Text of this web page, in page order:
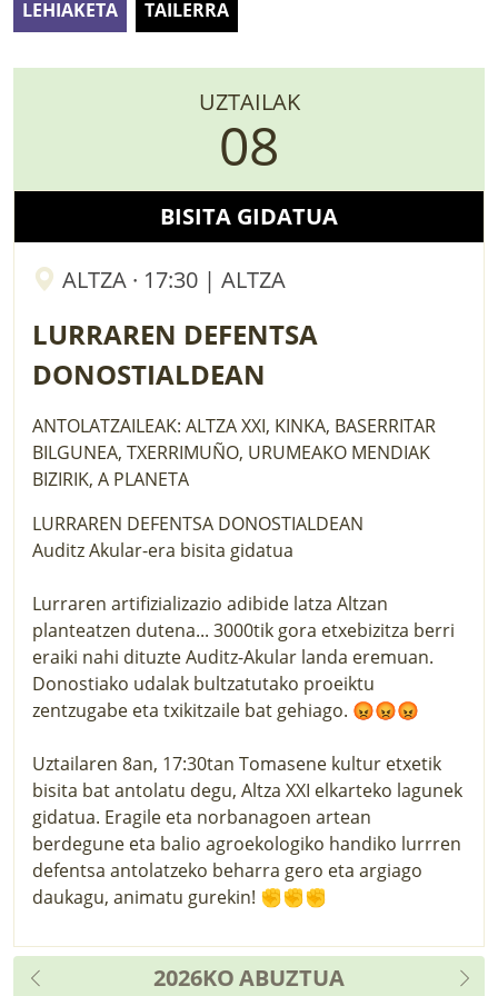
LURRAREN AGENDA
AZOKA
LEHIAKETA TAILERRA
UZTAILAK
08
BISITA GIDATUA
ALTZA · 17:30 | ALTZA
LURRAREN DEFENTSA
DONOSTIALDEAN
ANTOLATZAILEAK: ALTZA XXI, KINKA, BASERRITAR
BILGUNEA, TXERRIMUÑO, URUMEAKO MENDIAK
BIZIRIK, A PLANETA
LURRAREN DEFENTSA DONOSTIALDEAN
Auditz Akular-era bisita gidatua
Lurraren artifizializazio adibide latza Altzan
planteatzen dutena... 3000tik gora etxebizitza berri
eraiki nahi dituzte Auditz-Akular landa eremuan.
Donostiako udalak bultzatutako proeiktu
zentzugabe eta txikitzaile bat gehiago. 😡😡😡
Uztailaren 8an, 17:30tan Tomasene kultur etxetik
bisita bat antolatu degu, Altza XXI elkarteko lagunek
gidatua. Eragile eta norbanagoen artean
berdegune eta balio agroekologiko handiko lurrren
defentsa antolatzeko beharra gero eta argiago
daukagu, animatu gurekin! ✊✊✊
2026KOABUZTUA